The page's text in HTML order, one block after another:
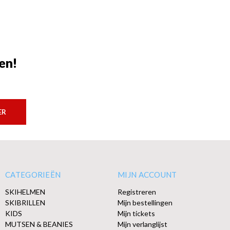
CATEGORIEËN
SKIHELMEN
SKIBRILLEN
KIDS
MUTSEN & BEANIES
MIJN ACCOUNT
Registreren
Mijn bestellingen
Mijn tickets
Mijn verlanglijst